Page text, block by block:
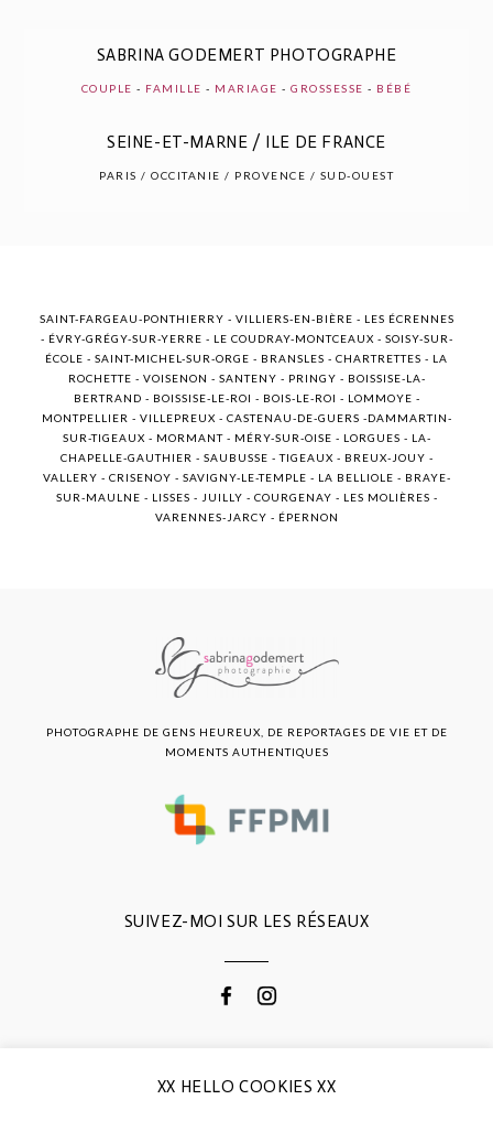
POST COMMENT
SABRINA GODEMERT PHOTOGRAPHE
COUPLE - FAMILLE - MARIAGE -GROSSESSE - BÉBÉ
SEINE-ET-MARNE / ILE DE FRANCE
PARIS / OCCITANIE / PROVENCE / SUD-OUEST
SAINT-FARGEAU-PONTHIERRY - VILLIERS-EN-BIÈRE - LES ÉCRENNES
- ÉVRY-GRÉGY-SUR-YERRE - LE COUDRAY-MONTCEAUX - SOISY-SUR-
ÉCOLE - SAINT-MICHEL-SUR-ORGE - BRANSLES - CHARTRETTES - LA
ROCHETTE - VOISENON - SANTENY - PRINGY - BOISSISE-LA-
BERTRAND - BOISSISE-LE-ROI - BOIS-LE-ROI - LOMMOYE -
MONTPELLIER - VILLEPREUX - CASTENAU-DE-GUERS -DAMMARTIN-
SUR-TIGEAUX - MORMANT - MÉRY-SUR-OISE - LORGUES - LA-
CHAPELLE-GAUTHIER - SAUBUSSE - TIGEAUX - BREUX-JOUY -
VALLERY - CRISENOY - SAVIGNY-LE-TEMPLE - LA BELLIOLE - BRAYE-
SUR-MAULNE - LISSES - JUILLY - COURGENAY - LES MOLIÈRES -
VARENNES-JARCY - ÉPERNON
SUIVEZ-MOI SUR LES RÉSEAUX
PHOTOGRAPHE DE GENS HEUREUX, DE REPORTAGES DE VIE ET DE
MOMENTS AUTHENTIQUES
CONTACTEZ-MOI
XX HELLO COOKIES XX